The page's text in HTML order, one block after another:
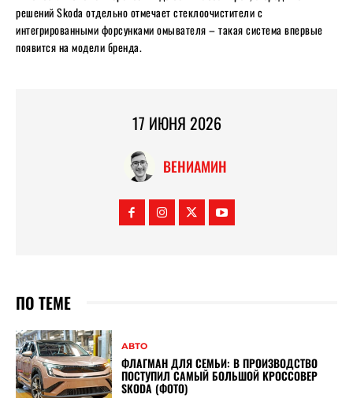
решений Skoda отдельно отмечает стеклоочистители с
интегрированными форсунками омывателя – такая система впервые
появится на модели бренда.
17 ИЮНЯ 2026
ВЕНИАМИН
ПО ТЕМЕ
АВТО
ФЛАГМАН ДЛЯ СЕМЬИ: В ПРОИЗВОДСТВО
ПОСТУПИЛ САМЫЙ БОЛЬШОЙ КРОССОВЕР
SKODA (ФОТО)